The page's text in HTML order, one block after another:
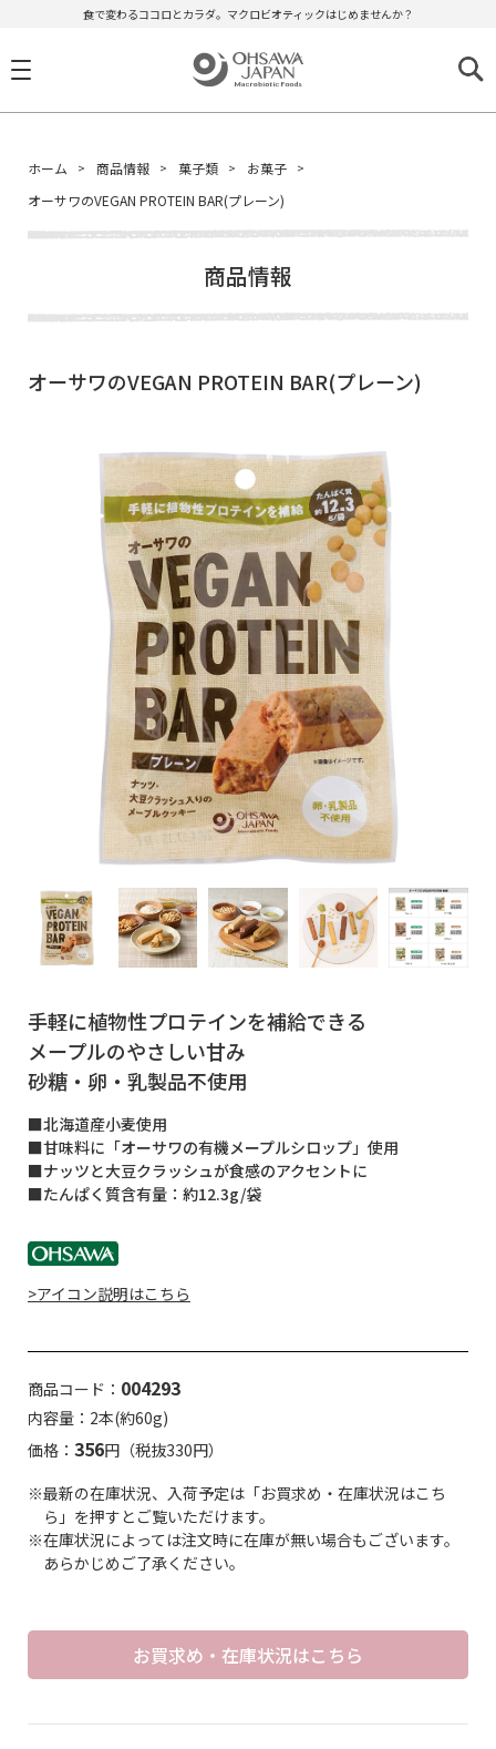
食で変わるココロとカラダ。マクロビオティックはじめませんか？
ホーム 商品情報 菓子類
お菓子
オーサワのVEGAN PROTEIN BAR(プレーン)
商品情報
オーサワのVEGAN PROTEIN BAR(プレーン)
手軽に植物性プロテインを補給できる
メープルのやさしい甘み
砂糖・卵・乳製品不使用
■北海道産小麦使用
■甘味料に「オーサワの有機メープルシロップ」使用
■ナッツと大豆クラッシュが食感のアクセントに
■たんぱく質含有量：約12.3g/袋
>アイコン説明はこちら
商品コード： 004293
内容量：2本(約60g)
価格： 356円（税抜330円）
※最新の在庫状況、入荷予定は「お買求め・在庫状況はこち
ら」を押すとご覧いただけます。
※在庫状況によっては注文時に在庫が無い場合もございます。
あらかじめご了承ください。
お買求め・在庫状況はこちら